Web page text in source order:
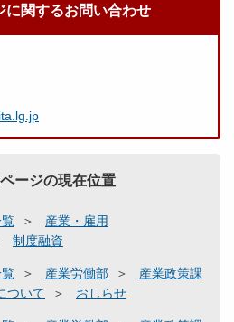
に関するお問い合わせ
ージの現在位置
産業・雇用
制度融資
産業労働部
産業政策課
ついて
おしらせ